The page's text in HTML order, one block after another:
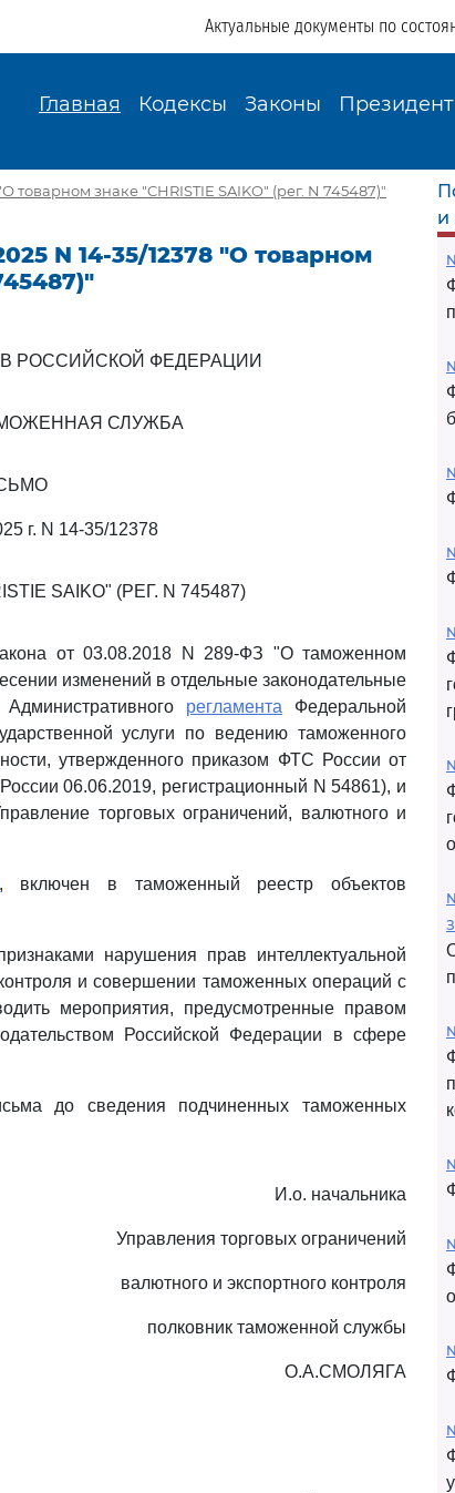
Актуальные документы по
Главная Кодексы Законы Президент
товарном знаке "CHRISTIE SAIKO" (рег. N 745487)"
N 14-35/12378 "О товарном
РОССИЙСКОЙ ФЕДЕРАЦИИ
СЛУЖБА
г. N 14-35/12378
SAIKO" (РЕГ. N 745487)
от 03.08.2018 N 289-ФЗ "О таможенном
изменений в отдельные законодательные
регламента Федеральной
услуги по ведению таможенного
утвержденного приказом ФТС России от
06.06.2019, регистрационный N 54861), и
торговых ограничений, валютного и
, включен в таможенный реестр объектов
нарушения прав интеллектуальной
и совершении таможенных операций с
мероприятия, предусмотренные правом
Российской Федерации в сфере
до сведения подчиненных таможенных
И.о. начальника
Управления торговых ограничений
валютного и экспортного контроля
полковник таможенной службы
О.А.СМОЛЯГА
и